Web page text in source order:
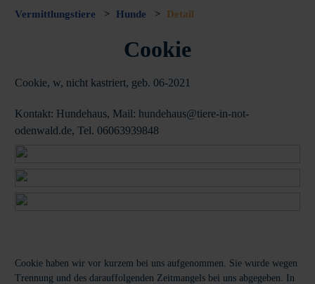
Vermittlungstiere > Hunde > Detail
Cookie
Cookie, w, nicht kastriert, geb. 06-2021
Kontakt: Hundehaus, Mail: hundehaus@tiere-in-not-
odenwald.de, Tel. 06063939848
Cookie haben wir vor kurzem bei uns aufgenommen. Sie wurde wegen
Trennung und des darauffolgenden Zeitmangels bei uns abgegeben. In